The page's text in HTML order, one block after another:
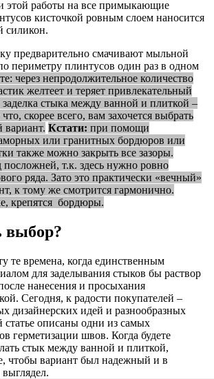
этой работы на все примыкающие
кисточкой ровным слоем наносится
силикон.
предварительно смачивают мыльной
периметру плинтусов один раз в одном
через непродолжительное количество
желтеет и теряет привлекательный
стыка между ванной и плиткой –
скорее всего, вам захочется выбрать
вариант. Кстати: при помощи
или гранитных бордюров или
также можно закрыть все зазоры.
посложней, т.к. здесь нужно ровно
ряда. Зато это практически «вечный»
к тому же смотрится гармонично.
крепятся бордюры.
выбор?
те времена, когда единственным
для заделывания стыков бы раствор
нанесения и просыхания
Сегодня, к радости покупателей –
дизайнерских идей и разнообразных
статье описаны одни из самых
герметизации швов. Когда будете
стык между ванной и плиткой,
чтобы вариант был надежный и в
выглядел.